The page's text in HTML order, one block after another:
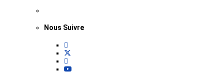
Nous Suivre